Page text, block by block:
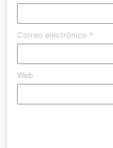
Correo electrónico *
Web